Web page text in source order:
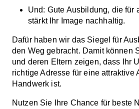
Und: Gute Ausbildung, die für
stärkt Ihr Image nachhaltig.
Dafür haben wir das Siegel für
den Weg gebracht. Damit können
und deren Eltern zeigen, dass Ihr
richtige Adresse für eine attraktive
Handwerk ist.
Nutzen Sie Ihre Chance für beste